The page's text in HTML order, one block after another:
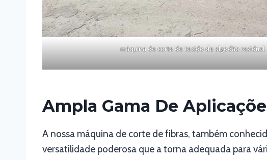
máquina de corte de tecido de algodão residual
Ampla Gama De
A nossa máquina de corte de fibras, também
versatilidade poderosa que a torna adequada para